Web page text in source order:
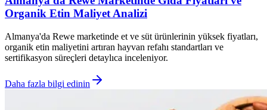
Organik Etin Maliyet Analizi
Almanya'da Rewe marketinde et ve süt ürünlerinin yüksek fiyatları,
organik etin maliyetini artıran hayvan refahı standartları ve
sertifikasyon süreçleri detaylıca inceleniyor.
Daha fazla bilgi edinin